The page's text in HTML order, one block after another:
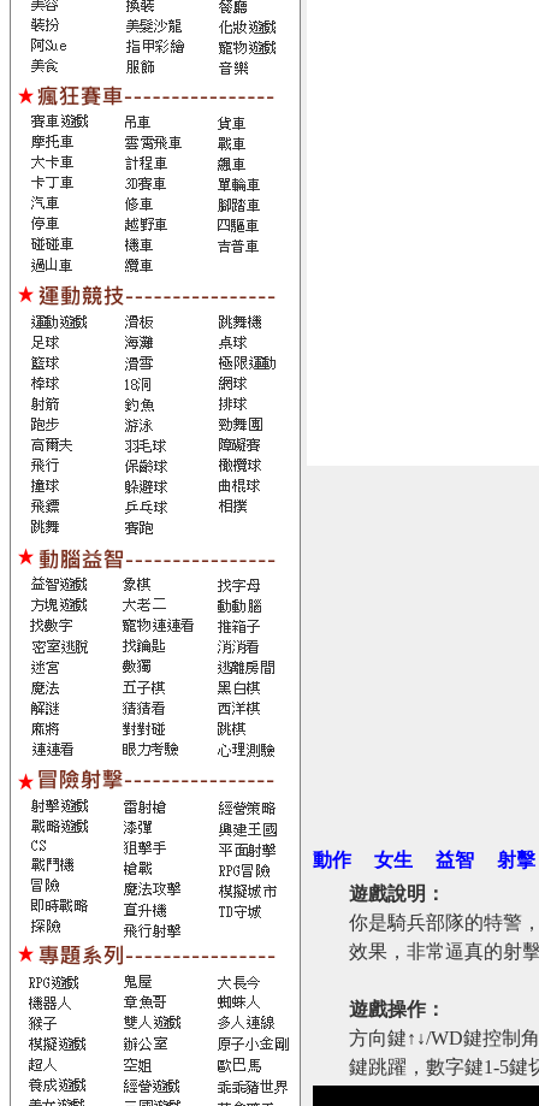
動作 女生 益智
射擊
遊戲說明：
你是騎兵部隊的特警
效果，非常逼真的射
遊戲操作：
方向鍵↑↓/WD鍵控制
鍵跳躍，數字鍵1-5鍵